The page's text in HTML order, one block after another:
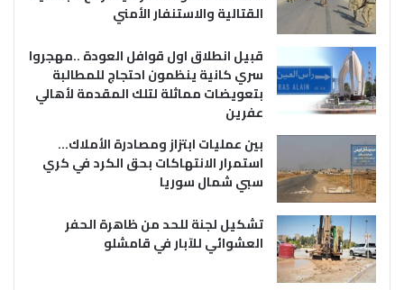
القتالية والاستنفار الأمني
قبيل انطلاق اول قوافل العودة ..مهجروا
سري كانية ينظمون احتجاج للمطالبة
بتعويضات مماثلة لتلك المقدمة لأهالي
عفرين
بين عمليات ابتزاز ومصادرة الأملاك…
استمرار الانتهاكات بحق الكرد في كري
سبي شمال سوريا
تشكيل لجنة للحد من ظاهرة الحفر
العشوائي للآبار في قامشلو